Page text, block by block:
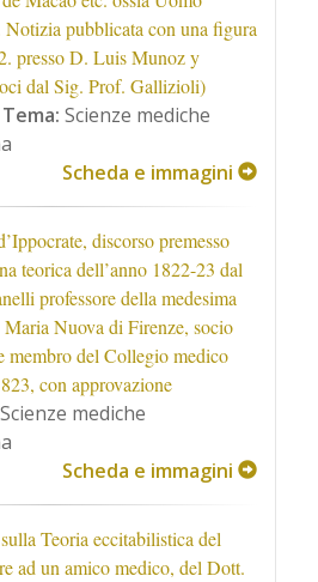
pubblicata con una figura
presso D. Luis Munoz y
dal Sig. Prof. Gallizioli)
Tema: Scienze mediche
Scheda e immagini
discorso premesso
teorica dell’anno 1822-23 dal
professore della medesima
Maria Nuova di Firenze, socio
membro del Collegio medico
con approvazione
Scienze mediche
Scheda e immagini
Teoria eccitabilistica del
ad un amico medico, del Dott.